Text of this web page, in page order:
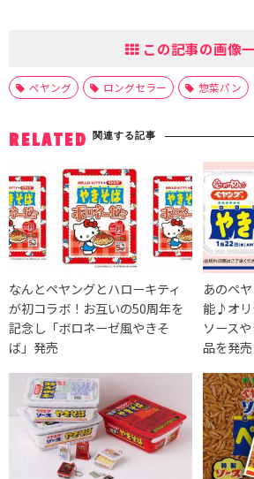
この記事の画像
ペヤング ロングセラー 惣菜パン
RELATED 関連する記事
なんとペヤングとハローキティ
が初コラボ！お互いの50周年を
記念し「ボロネーゼ風やきそ
ば」発売
あのペ
能♪オリ
ソース
品を発売